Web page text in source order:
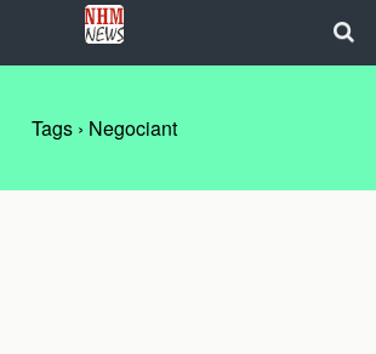
Tags › Negociant